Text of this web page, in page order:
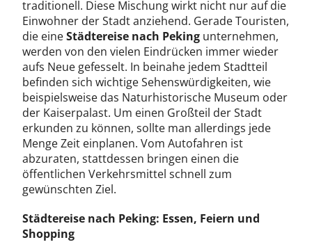
traditionell. Diese Mischung wirkt nicht nur auf die
Einwohner der Stadt anziehend. Gerade Touristen,
die eineStädtereise nach Peking unternehmen,
werden von den vielen Eindrücken immer wieder
aufs Neue gefesselt. In beinahe jedem Stadtteil
befinden sich wichtige Sehenswürdigkeiten, wie
beispielsweise das Naturhistorische Museum oder
der Kaiserpalast. Um einen Großteil der Stadt
erkunden zu können, sollte man allerdings jede
Menge Zeit einplanen. Vom Autofahren ist
abzuraten, stattdessen bringen einen die
öffentlichen Verkehrsmittel schnell zum
gewünschten Ziel.
Städtereise nach Peking: Essen, Feiern und
Shopping